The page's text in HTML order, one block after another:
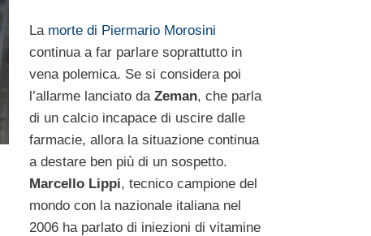
La morte di Piermario Morosini
continua a far parlare soprattutto in
vena polemica. Se si considera poi
l’allarme lanciato da Zeman, che parla
di un calcio incapace di uscire dalle
farmacie, allora la situazione continua
a destare ben più di un sospetto.
Marcello Lippi, tecnico campione del
mondo con la nazionale italiana nel
2006 ha parlato di iniezioni di vitamine